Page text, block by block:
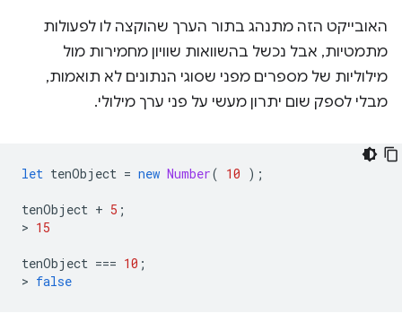
האובייקט הזה מתנהג בתור הערך שהוקצה לו לפעולות
מתמטיות, אבל נכשל בהשוואות שוויון מחמירות מול
מילוליות של מספרים מפני שסוגי הנתונים לא תואמות,
מבלי לספק שום יתרון מעשי על פני ערך מילולי.
let tenObject = new Number( 10 );
tenObject + 5 ;
> 15
tenObject === 10 ;
> false